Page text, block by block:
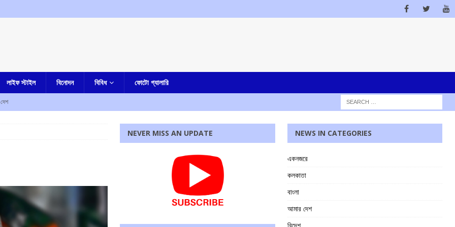
লাইফ স্টাইল বিনোদন বিবিধ ফোটো গ্যালারি
নিহত ৫, আহত এক
এক নজরে
উত্তেজনা ডোমজুর এলাকায়..
NEVER MISS AN UPDATE NEWS IN CATEGORIES
একনজরে
কলকাতা
বাংলা
আমার দেশ